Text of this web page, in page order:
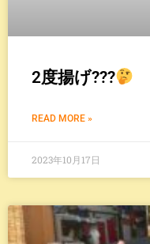
2度揚げ???
READ MORE »
2023年10月17日